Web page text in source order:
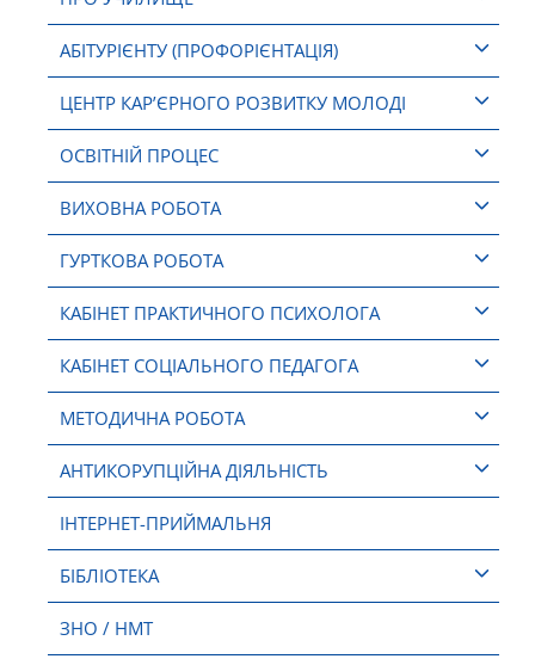
АБІТУРІЄНТУ (ПРОФОРІЄНТАЦІЯ)
ЦЕНТР КАР’ЄРНОГО РОЗВИТКУ МОЛОДІ
ОСВІТНІЙ ПРОЦЕС
ВИХОВНА РОБОТА
ГУРТКОВА РОБОТА
КАБІНЕТ ПРАКТИЧНОГО ПСИХОЛОГА
КАБІНЕТ СОЦІАЛЬНОГО ПЕДАГОГА
МЕТОДИЧНА РОБОТА
АНТИКОРУПЦІЙНА ДІЯЛЬНІСТЬ
ІНТЕРНЕТ-ПРИЙМАЛЬНЯ
БІБЛІОТЕКА
ЗНО / НМТ